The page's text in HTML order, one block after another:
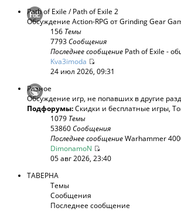
Path of Exile / Path of Exile 2
Обсуждение Action-RPG от Grinding Gear
156 Темы
7793Сообщения
Последнее сообщение Path of Exile -
Kva3imoda
24 июл 2026, 09:31
Разное
Обсуждение игр, не попавших в другие
Подфорумы:Скидки и бесплатные игры,
1079 Темы
53860Сообщения
Последнее сообщениеWarhammer
DimonamoN
05 авг 2026, 23:40
ТАВЕРНА
Темы
Сообщения
Последнее сообщение